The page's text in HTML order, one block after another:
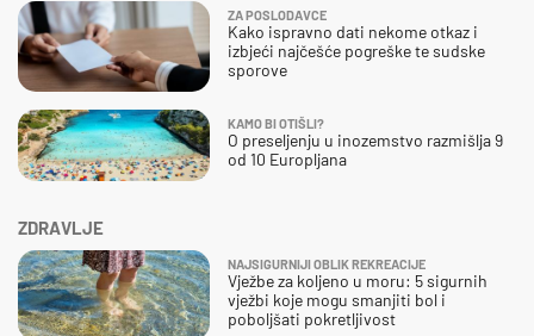
ZDRAVLJE
NAJSIGURNIJI OBLIK REKREACIJE
Vježbe za koljeno u moru: 5 sigurnih
vježbi koje mogu smanjiti bol i
poboljšati pokretljivost
ZA POSLODAVCE
Kako ispravno dati nekome otkaz i
izbjeći najčešće pogreške te sudske
sporove
KAMO BI OTIŠLI?
O preseljenju u inozemstvo razmišlja 9
od 10 Europljana